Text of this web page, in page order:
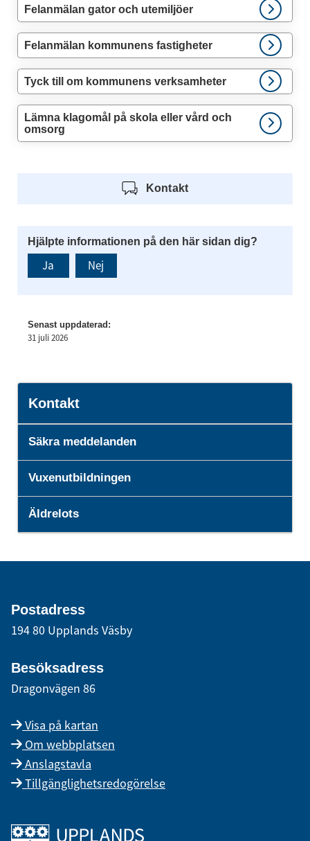
Felanmälan gator och utemiljöer
Felanmälan kommunens fastigheter
Tyck till om kommunens verksamheter
Lämna klagomål på skola eller vård och
omsorg
Kontakt
Hjälpte informationen på den här sidan dig?
Ja Nej
Senast uppdaterad:
31 juli 2026
Kontakt
Säkra meddelanden
Vuxenutbildningen
Äldrelots
Postadress
194 80 Upplands Väsby
Besöksadress
Dragonvägen 86
Visa på kartan
Om webbplatsen
Anslagstavla
Tillgänglighetsredogörelse